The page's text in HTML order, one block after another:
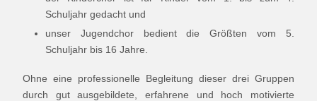
Schuljahr gedacht und
unser Jugendchor bedient die Größten vom 5.
Schuljahr bis 16 Jahre.
Ohne eine professionelle Begleitung dieser drei Gruppen
durch gut ausgebildete, erfahrene und hoch motivierte